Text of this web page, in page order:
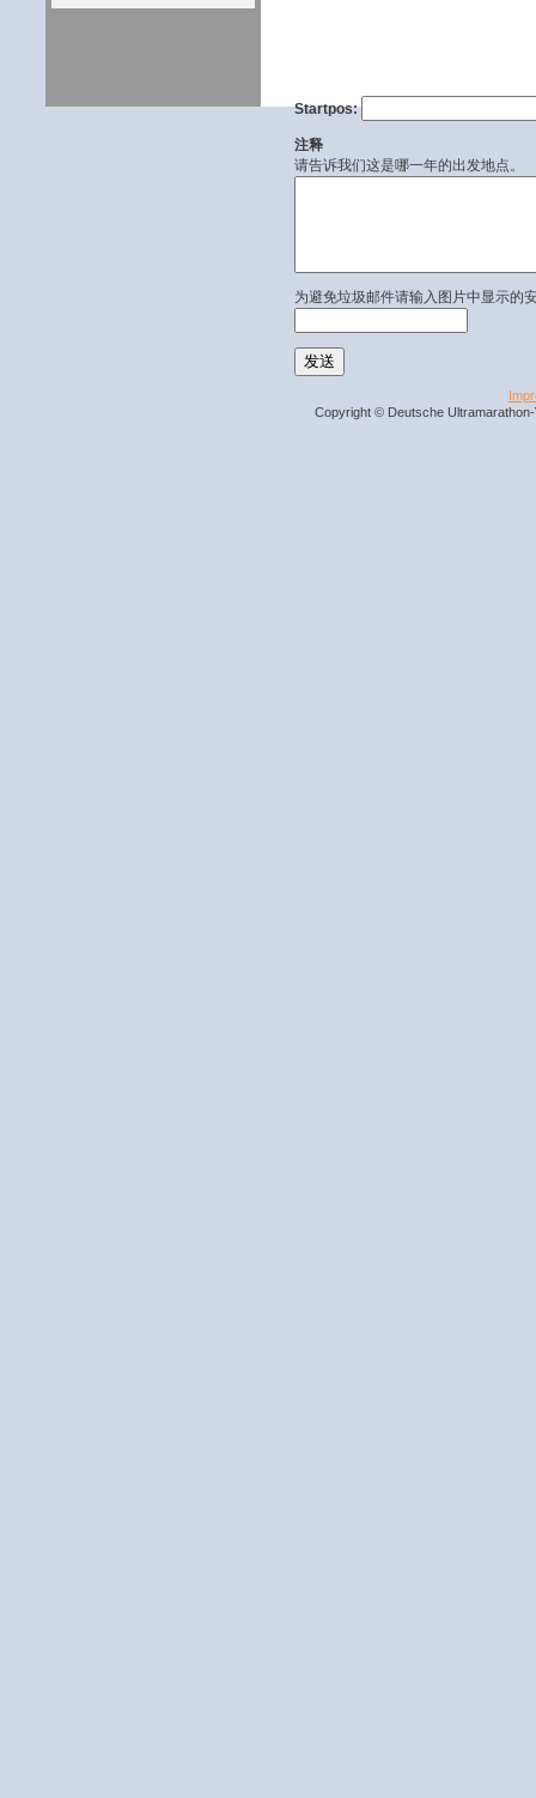
Startpos:
注释
请告诉我们这是哪一年的出发地点。
为避免垃圾邮件请输入图片中显示的
Copyright © Deutsche